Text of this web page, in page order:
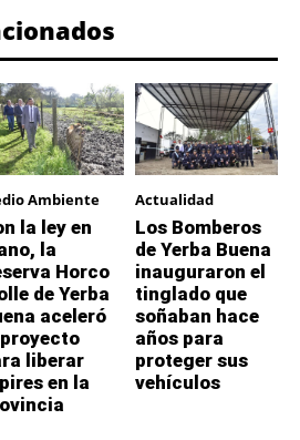
Ambiente
la ley en
la
Horco
de Yerba
aceleró
liberar
en la
Actualidad
Los Bomberos
de Yerba Buena
inauguraron el
tinglado que
soñaban hace
años para
proteger sus
vehículos